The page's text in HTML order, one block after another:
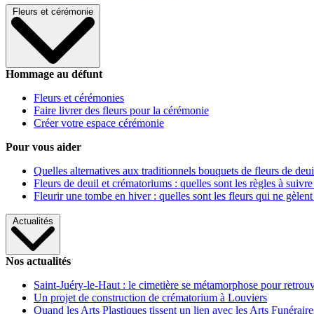
Fleurs et cérémonie
Hommage au défunt
Fleurs et cérémonies
Faire livrer des fleurs pour la cérémonie
Créer votre espace cérémonie
Pour vous aider
Quelles alternatives aux traditionnels bouquets de fleurs de
Fleurs de deuil et crématoriums : quelles sont les règles à
Fleurir une tombe en hiver : quelles sont les fleurs qui ne gèlent
Actualités
Nos actualités
Saint-Juéry-le-Haut : le cimetière se métamorphose pour
Un projet de construction de crématorium à Louviers
Quand les Arts Plastiques tissent un lien avec les Arts